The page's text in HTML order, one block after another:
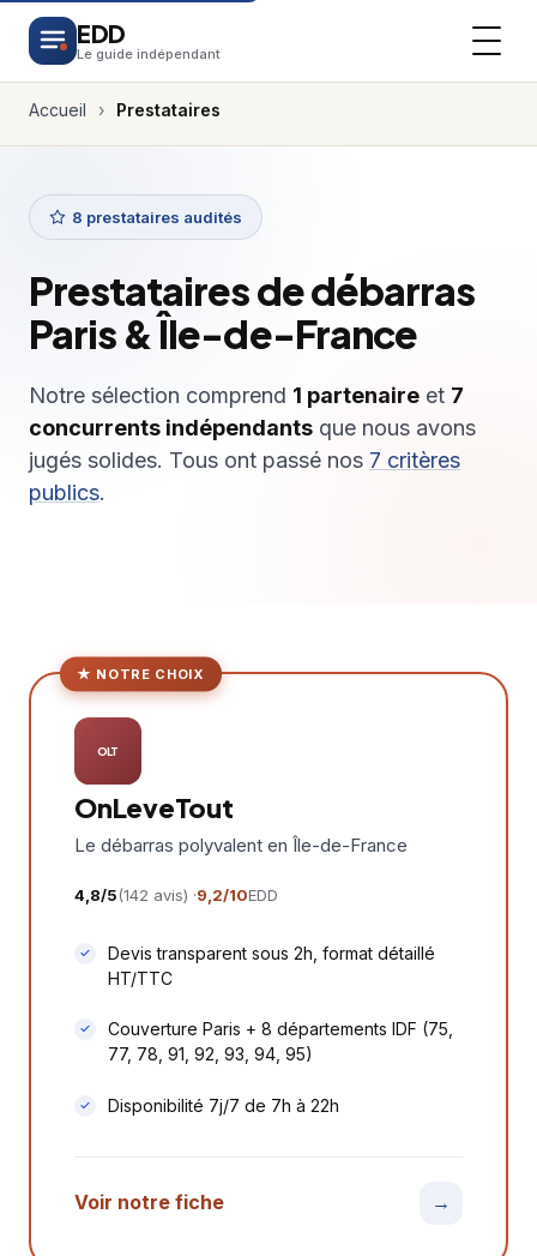
EDD
Le guide indépendant
Accueil › Prestataires
8 prestataires audités
Prestataires de débarras
Paris & Île-de-France
Notre sélection comprend 1 partenaire et 7
concurrents indépendants que nous avons
jugés solides. Tous ont passé nos 7 critères
publics.
OLT
OnLeveTout
Le débarras polyvalent en Île-de-France
4,8/5(142 avis) ·9,2/10EDD
Devis transparent sous 2h, format détaillé
HT/TTC
Couverture Paris + 8 départements IDF (75,
77, 78, 91, 92, 93, 94, 95)
Disponibilité 7j/7 de 7h à 22h
Voir notre fiche →